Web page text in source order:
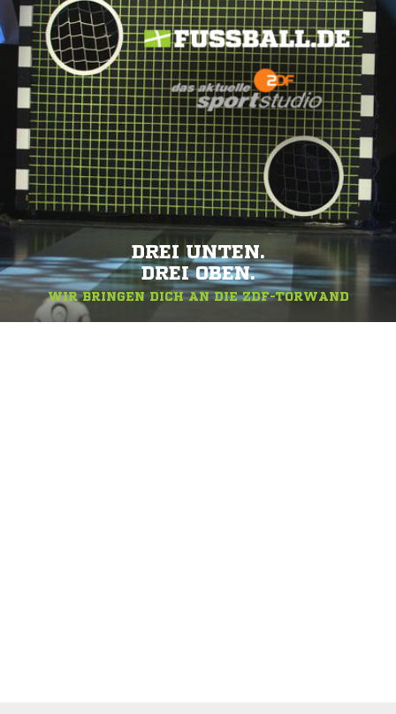
DREI UNTEN.
DREI OBEN.
WIR BRINGEN DICH AN DIE ZDF-TORWAND